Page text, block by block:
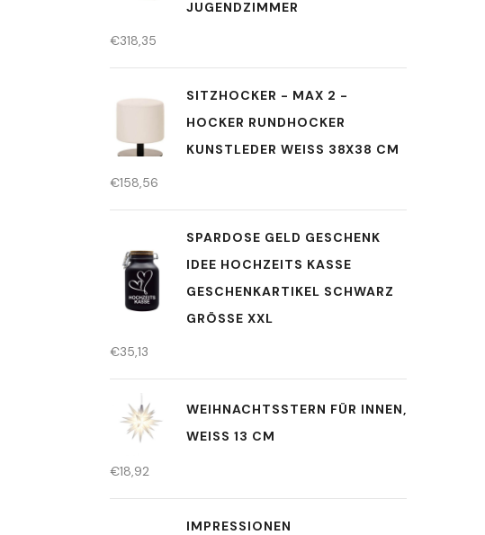
UGENDZIMMER
€318,35
SITZHOCKER - MAX 2 -
HOCKER RUNDHOCKER
KUNSTLEDER WEISS 38X38 CM
€158,56
SPARDOSE GELD GESCHENK
IDEE HOCHZEITS KASSE
GESCHENKARTIKEL SCHWARZ
GRÖSSE XXL
€35,13
WEIHNACHTSSTERN FÜR INNEN,
WEISS 13 CM
€18,92
IMPRESSIONEN